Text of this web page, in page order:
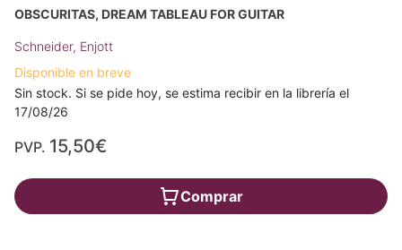
OBSCURITAS, DREAM TABLEAU FOR GUITAR
Schneider, Enjott
Disponible en breve
Sin stock. Si se pide hoy, se estima recibir en la librería el
17/08/26
PVP. 15,50€
Comprar